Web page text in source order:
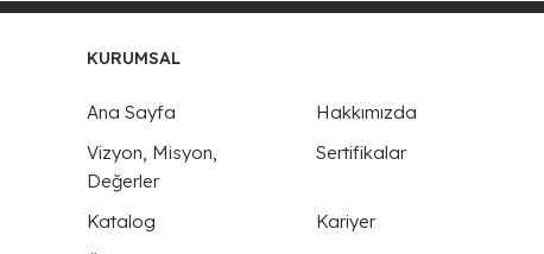
KURUMSAL
Ana Sayfa
Hakkımızda
Vizyon, Misyon,
Değerler
Sertifikalar
Katalog
Kariyer